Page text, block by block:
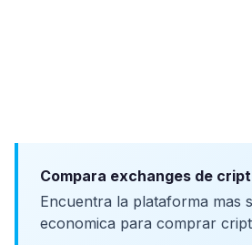
Compara exchanges de
Encuentra la plataforma mas
economica para comprar